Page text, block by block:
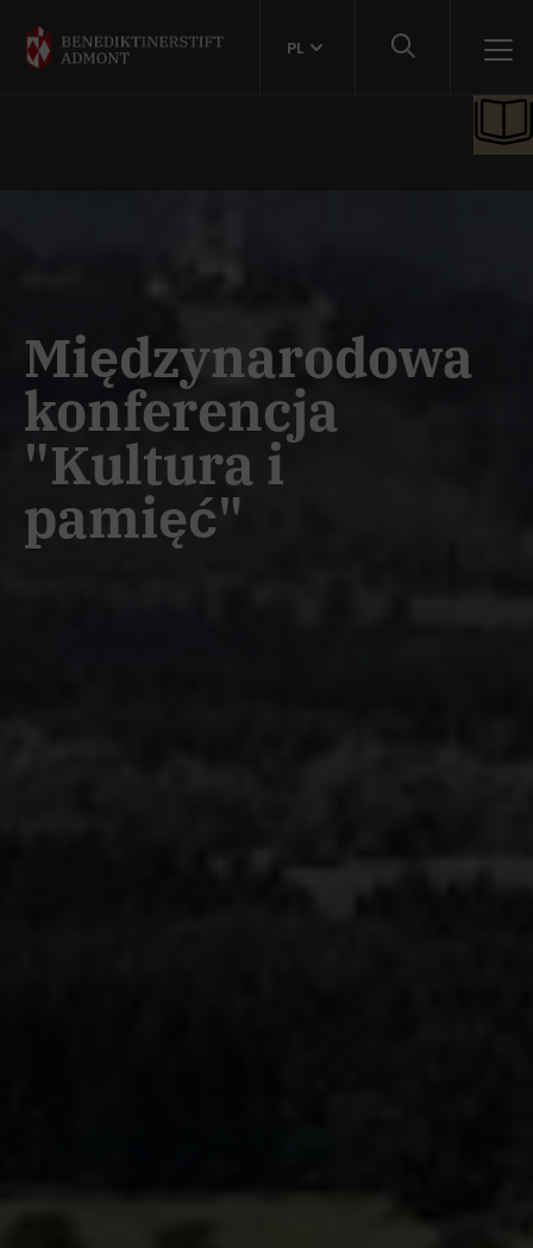
PL
Międzynarodowa
konferencja
"Kultura i
pamięć"